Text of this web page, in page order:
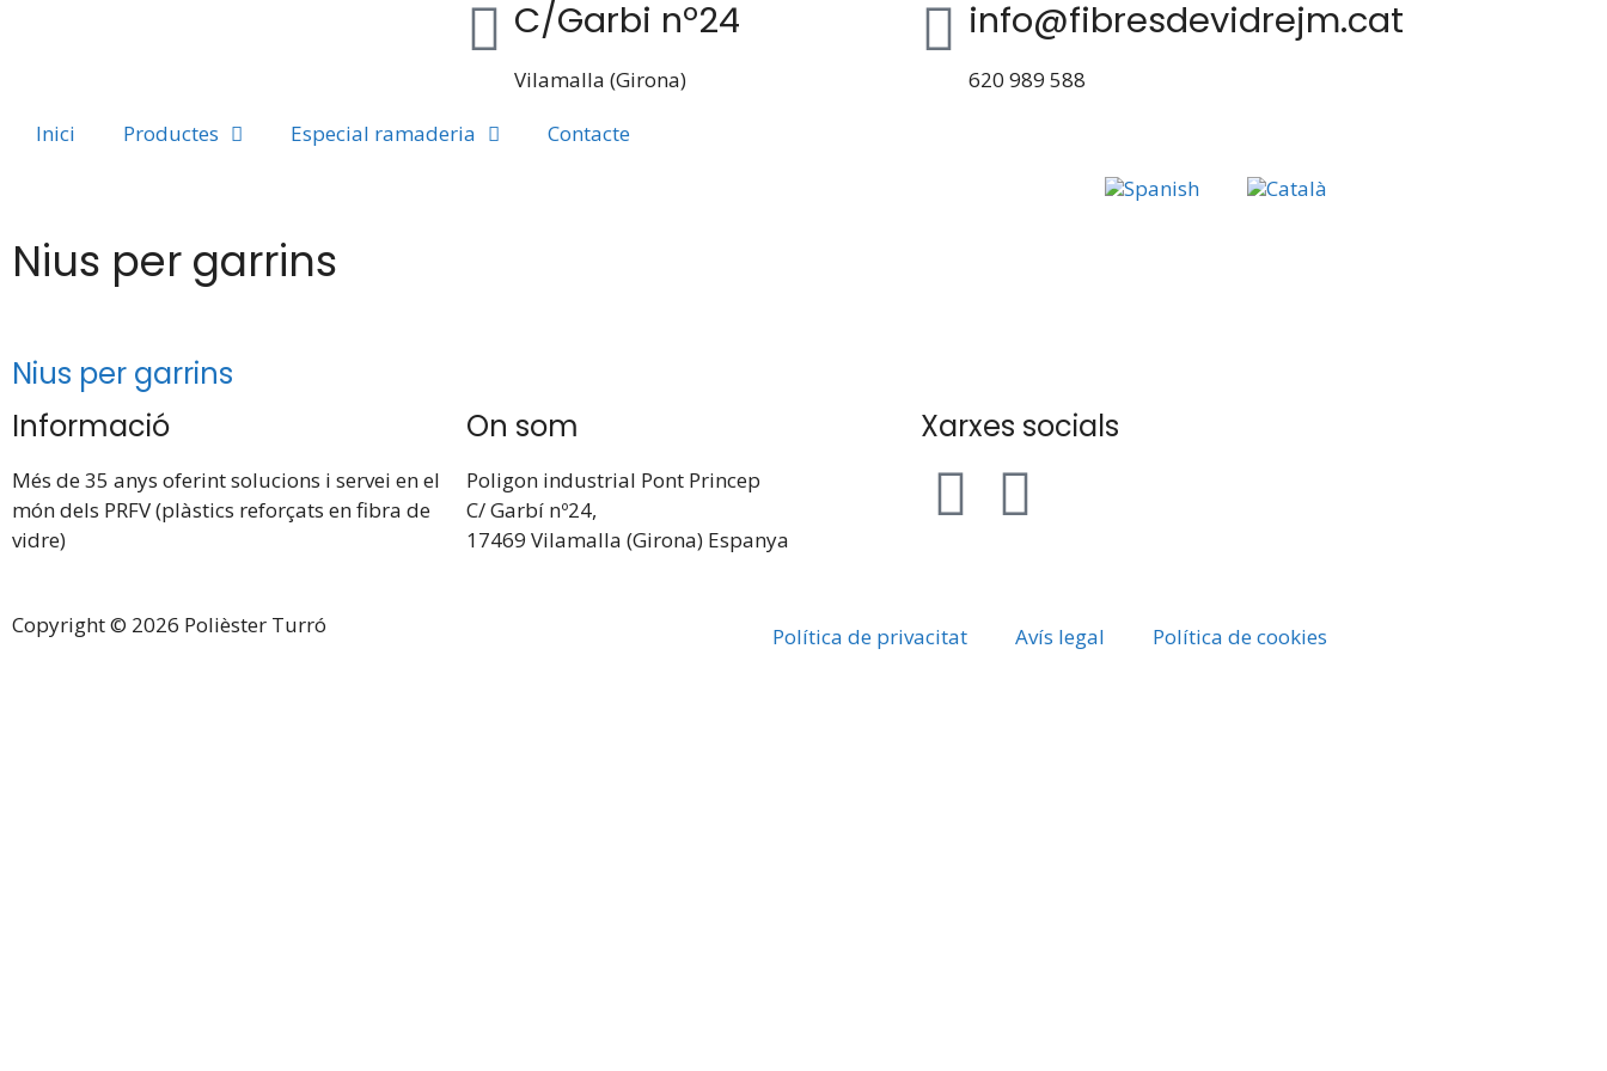
C/Garbi nº24
Vilamalla (Girona)
info@fibresdevidrejm.cat
620 989 588
Inici
Productes Especial ramaderia Contacte
Nius per garrins
Nius per garrins
Informació
Més de 35 anys oferint solucions i servei en el
món dels PRFV (plàstics reforçats en fibra de
vidre)
On som
Poligon industrial Pont Princep
C/ Garbí nº24,
17469 Vilamalla (Girona) Espanya
Xarxes socials
Copyright © 2026 Polièster Turró Política de privacitat Avís legal Política de cookies